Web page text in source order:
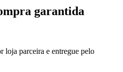
garantida
loja parceira e entregue pelo